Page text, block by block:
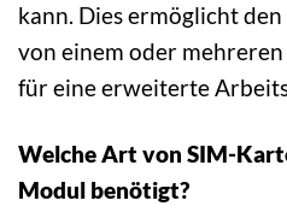
kann. Dies ermöglicht
von einem oder
für eine erweiterte
Welche Art von SIM-
Modul benötigt?